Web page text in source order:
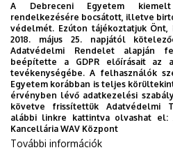
A Debreceni Egyetem
rendelkezésére bocsátott, illetve
védelmét. Ezúton tájékoztatjuk
2018. május 25. napjától
Adatvédelmi Rendelet alapján
beépítette a GDPR előírásait az
tevékenységébe. A felhasználók
Egyetem korábban is teljes
érvényben lévő adatkezelési
követve frissítettük Adatvédelmi
alábbi linkre kattintva olvashat el:
Kancellária WAV Központ
További információk